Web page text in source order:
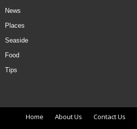
News
Places
Seaside
Food
Tips
Home About Us Contact Us